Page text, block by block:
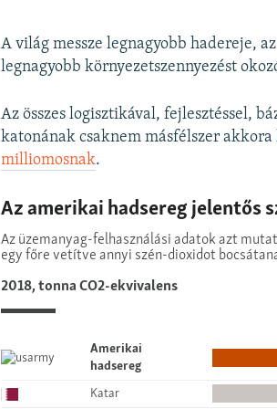
A világ messze legnagyobb hadereje,
legnagyobb környezetszennyezést
Az összes logisztikával, fejlesztéssel,
katonának csaknem másfélszer
milliomosnak.